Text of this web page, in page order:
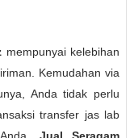
mempunyai kelebihan
Kemudahan via
Anda tidak perlu
transfer jas lab